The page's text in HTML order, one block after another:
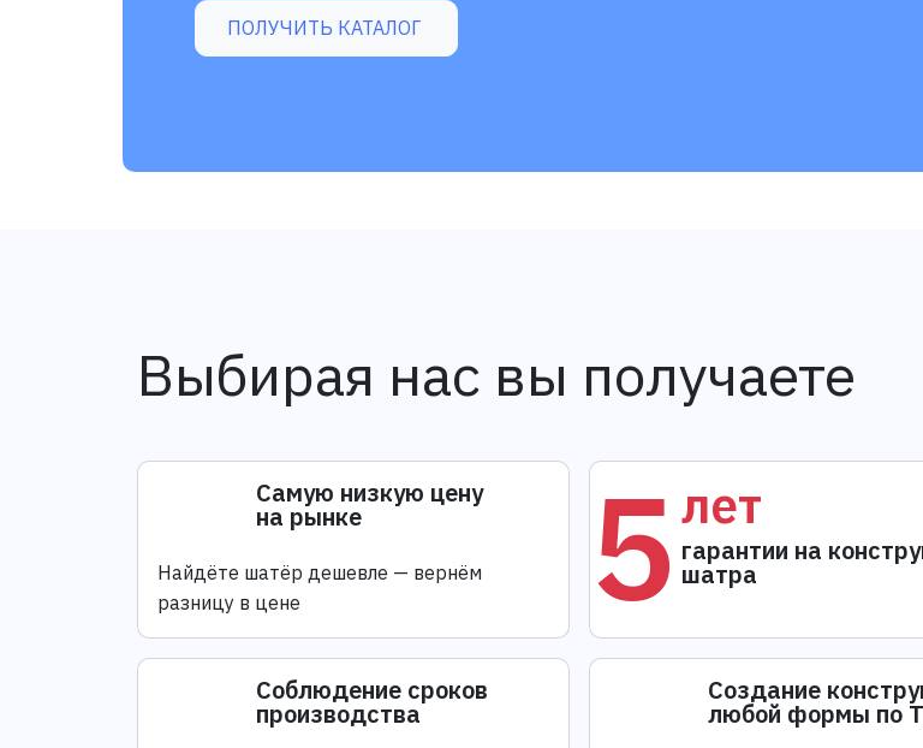
ПОЛУЧИТЬ КАТАЛОГ
Выбирая нас вы получаете
Самую низкую цену
на рынке
Найдёте шатёр дешевле — вернём
разницу в цене
5лет
гарантии на
шатра
Соблюдение сроков
производства
Создание
любой формы по